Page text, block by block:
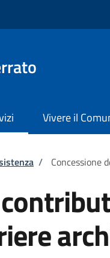
Vivere il
/ Concessione